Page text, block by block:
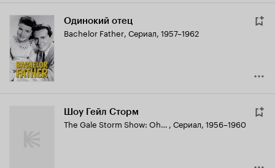
Одинокий отец
Bachelor Father, Сериал, 1957–1962
Шоу Гейл Сторм
The Gale Storm Show: Oh! Susanna , Сериал, 1956–1960